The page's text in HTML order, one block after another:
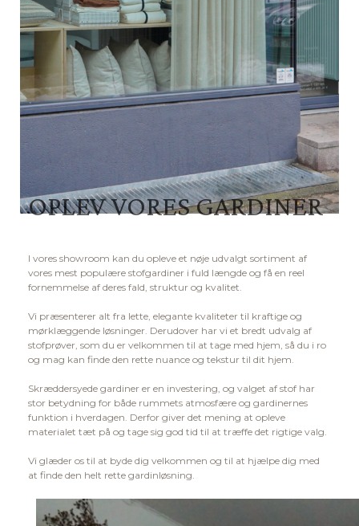
OPLEV VORES GARDINER
I vores showroom kan du opleve et nøje udvalgt sortiment af
vores mest populære stofgardiner i fuld længde og få en reel
fornemmelse af deres fald, struktur og kvalitet.
Vi præsenterer alt fra lette, elegante kvaliteter til kraftige og
mørklæggende løsninger. Derudover har vi et bredt udvalg af
stofprøver, som du er velkommen til at tage med hjem, så du i ro
og mag kan finde den rette nuance og tekstur til dit hjem.
Skræddersyede gardiner er en investering, og valget af stof har
stor betydning for både rummets atmosfære og gardinernes
funktion i hverdagen. Derfor giver det mening at opleve
materialet tæt på og tage sig god tid til at træffe det rigtige valg.
Vi glæder os til at byde dig velkommen og til at hjælpe dig med
at finde den helt rette gardinløsning.